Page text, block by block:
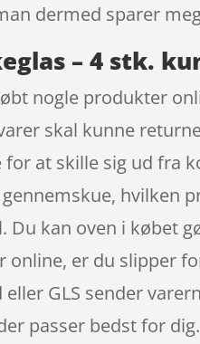
dermed sparer
– 4 stk.
nogle produkter
skal kunne
at skille sig ud fra
hvilken
kan oven i købet
er du slipper
GLS sender
passer bedst for